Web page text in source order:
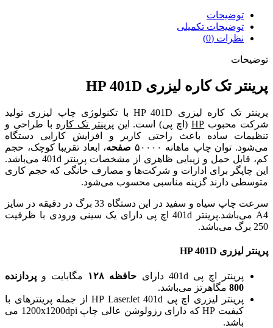
توضیحات
توضیحات تکمیلی
نظرات (0)
توضیحات
پرینتر تک کاره لیزری HP 401D
پرینتر تک کاره لیزری HP 401D با تکنولوژی چاپ لیزری تولید
شرکت محبوب HP(اچ پی) است. این پرینتر تک کاره با طراحی و
تنظیمات ساده باعث راحتی کاربر و افزایش کارایی دستگاه
می‌شود. توان چاپ ماهانه ۵۰۰۰۰ صفحه، ابعاد تقریبا کوچک، حجم
کم، قابل حمل و زیبایی ظاهری از مشخصات پرینتر 401d می‌باشد.
این چاپگر برای ادارات و شرکت‌ها و مصارف خانگی که حجم کاری
متوسطی دارند گزینه مناسبی محسوب می‌شود.
سرعت چاپ سیاه و سفید در این دستگاه 33 برگ در دقیقه در سایز
A4 می‌باشد.پرینتر 401d اچ پی دارای یک سینی ورودی با ظرفیت
250 برگ می‌باشد.
پرینتر لیزری HP 401D
پرینتر اچ پی 401d دارای حافظه ۱۲۸ مگابایت و پردازنده
800 مگاهرتز می‌باشد.
پرینتر لیزری اچ پی HP LaserJet 401d از جمله پرینترهای با
کیفیت HP که دارای رزولوشن عالی چاپ 1200x1200dpi می
باشد.